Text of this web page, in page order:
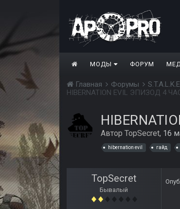
МОДЫ ФОРУМ
Главная Форумы
HIBERNATION EVIL ЭПИЗОД 4
Автор TopSecret, 16
hibernation evil гайд
TopSecret
Бывалый